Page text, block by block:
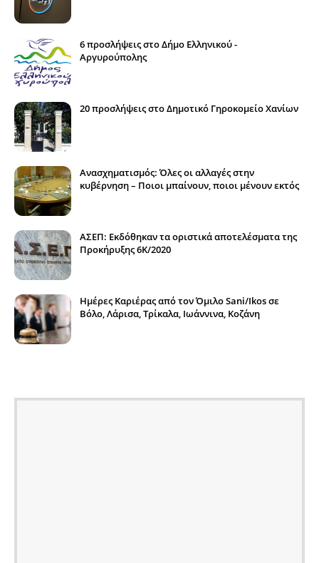
6 προσλήψεις στο Δήμο Ελληνικού -
Αργυρούπολης
20 προσλήψεις στο Δημοτικό Γηροκομείο Χανίων
Ανασχηματισμός: Όλες οι αλλαγές στην
κυβέρνηση – Ποιοι μπαίνουν, ποιοι μένουν εκτός
ΑΣΕΠ: Εκδόθηκαν τα οριστικά αποτελέσματα της
Προκήρυξης 6Κ/2020
Ημέρες Καριέρας από τον Όμιλο Sani/Ikos σε
Βόλο, Λάρισα, Τρίκαλα, Ιωάννινα, Κοζάνη